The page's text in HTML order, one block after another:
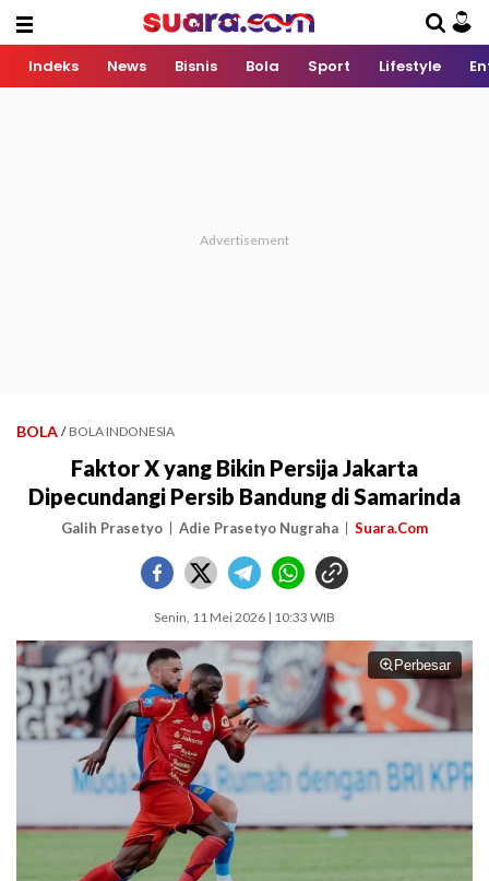
Indeks News Bisnis Bola Sport Lifestyle
BOLA / BOLA INDONESIA
Faktor X yang Bikin Persija Jakarta
Dipecundangi Persib Bandung di Samarinda
Galih Prasetyo Adie Prasetyo Nugraha Suara.Com
Senin, 11 Mei 2026 | 10:33 WIB
Perbesar